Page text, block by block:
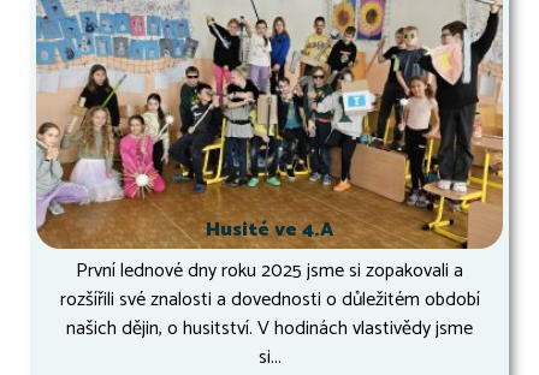
Husité ve 4.A
První lednové dny roku 2025 jsme si zopakovali a
rozšířili své znalosti a dovednosti o důležitém období
našich dějin, o husitství. V hodinách vlastivědy jsme
si...